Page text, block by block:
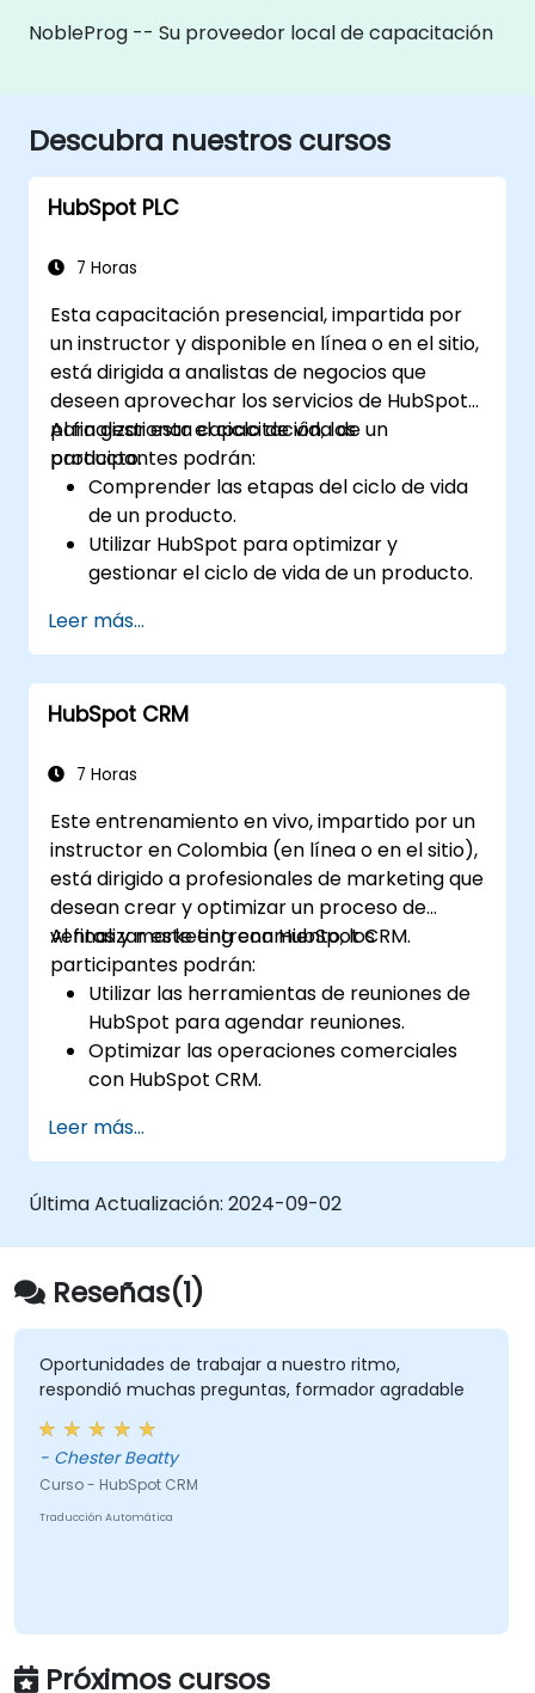
NobleProg -- Su proveedor local de capacitación
Descubra nuestros cursos
HubSpot PLC
7 Horas
Esta capacitación presencial, impartida por
un instructor y disponible en línea o en el sitio,
está dirigida a analistas de negocios que
deseen aprovechar los servicios de HubSpot
para gestionar el ciclo de vida de un
producto.
Al finalizar esta capacitación, los
participantes podrán:
Comprender las etapas del ciclo de vida
de un producto.
Utilizar HubSpot para optimizar y
gestionar el ciclo de vida de un producto.
producto en las empresas.
Leer más...
HubSpot CRM
7 Horas
Este entrenamiento en vivo, impartido por un
instructor en Colombia (en línea o en el sitio),
está dirigido a profesionales de marketing que
desean crear y optimizar un proceso de
ventas y marketing con HubSpot CRM.
Al finalizar este entrenamiento, los
participantes podrán:
Utilizar las herramientas de reuniones de
HubSpot para agendar reuniones.
Optimizar las operaciones comerciales
con HubSpot CRM.
para el análisis de datos.
Automatizar el flujo de trabajo de ventas
y marketing.
Leer más...
Última Actualización: 2024-09-02
Reseñas(1)
Oportunidades de trabajar a nuestro ritmo,
respondió muchas preguntas, formador agradable
- Chester Beatty
Curso - HubSpot CRM
Traducción Automática
Próximos cursos